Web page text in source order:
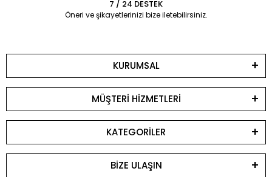
7 / 24 DESTEK
Öneri ve şikayetlerinizi bize iletebilirsiniz.
KURUMSAL
MÜŞTERİ HİZMETLERİ
KATEGORİLER
BİZE ULAŞIN